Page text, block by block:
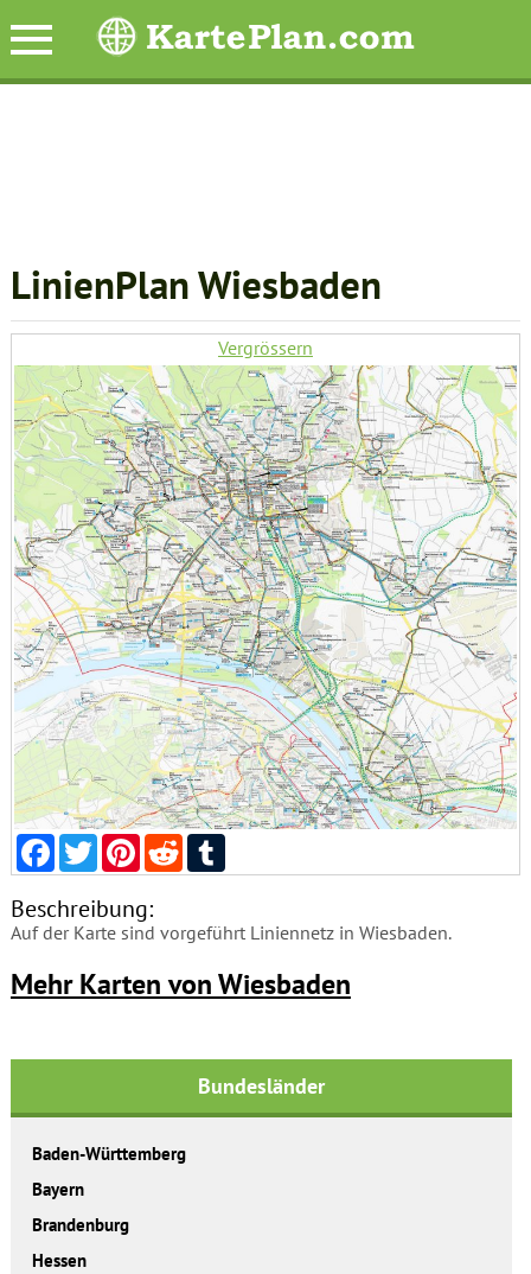
LinienPlan Wiesbaden
Vergrössern
Facebook
TwitterPinterest
RedditTumblr
Beschreibung:
Auf der Karte sind vorgeführt Liniennetz in Wiesbaden.
Mehr Karten von Wiesbaden
Bundesländer
Baden-Württemberg
Bayern
Brandenburg
Hessen